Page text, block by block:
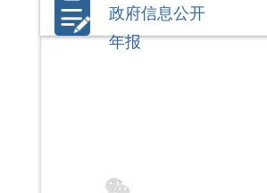
政府信息公开
年报